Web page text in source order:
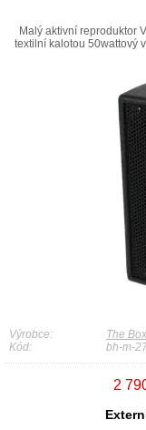
Malý aktivní reproduktor
textilní kalotou 50wattový
Výrobce:
The Box
Kód:
bh-m-
2